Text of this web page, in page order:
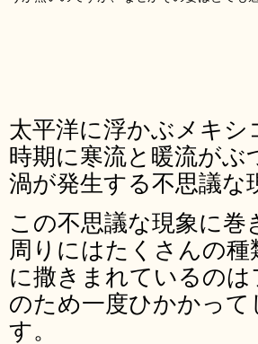
太平洋に浮かぶメキ
時期に寒流と暖流が
渦が発生する不思議
この不思議な現象に
周りにはたくさんの
に撒きまれているの
のため一度ひかかっ
す。